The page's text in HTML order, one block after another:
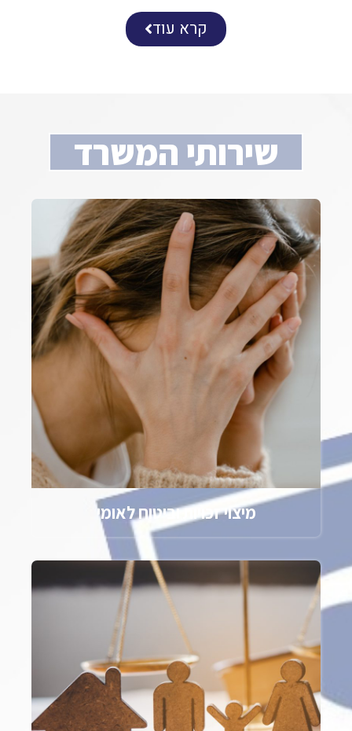
קרא עוד
שירותי המשרד
מיצוי זכויות וביטוח לאומי